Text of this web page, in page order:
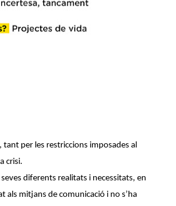
tant per les restriccions imposades al
crisi.
diferents realitats i necessitats, en
als mitjans de comunicació i no s’ha